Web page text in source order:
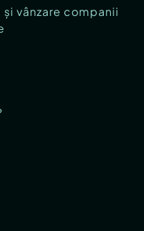
vânzare companii